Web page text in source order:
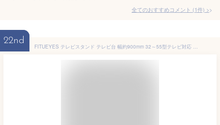
全てのおすすめコメント (1件) >
22nd
FITUEYES テレビスタンド テレビ台 幅約900mm 32～55型テレビ対応 収納ラック 高さ調節可能 左右回転可能 ウォールナット 北欧 モダン シンプル TW-W30901WD